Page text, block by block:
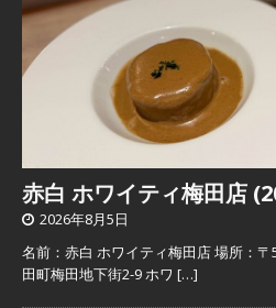
赤白 ホワイティ梅田店
2026年8月5日
名前：赤白 ホワイティ梅田店 場所：
田町梅田地下街2-9 ホワ […]